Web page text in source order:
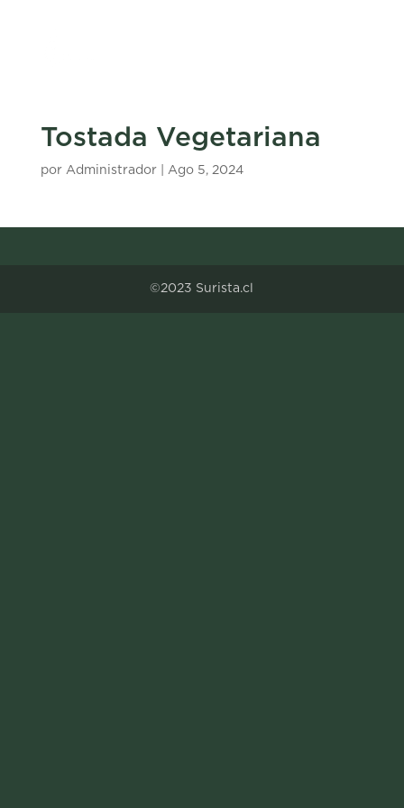
Tostada Vegetariana
por Administrador| Ago 5, 2024
©2023 Surista.cl